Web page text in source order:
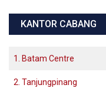
KANTOR CABANG
1. Batam Centre
2. Tanjungpinang